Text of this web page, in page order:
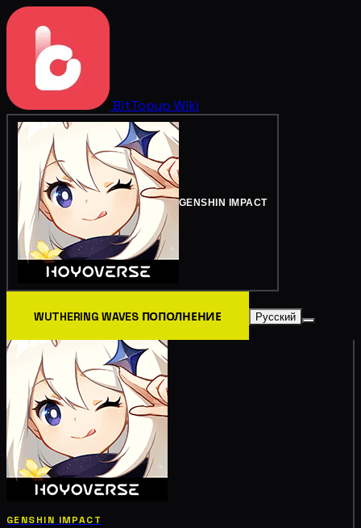
BitTopup Wiki
GENSHIN IMPACT
WUTHERING WAVES ПОПОЛНЕНИЕ Русский
GENSHIN IMPACT